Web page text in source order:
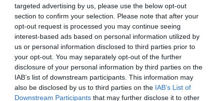
targeted advertising by us, please use the below opt-out
section to confirm your selection. Please note that after your
opt-out request is processed you may continue seeing
interest-based ads based on personal information utilized by
us or personal information disclosed to third parties prior to
your opt-out. You may separately opt-out of the further
disclosure of your personal information by third parties on the
IAB’s list of downstream participants. This information may
also be disclosed by us to third parties on the IAB’s List of
Downstream Participants that may further disclose it to other